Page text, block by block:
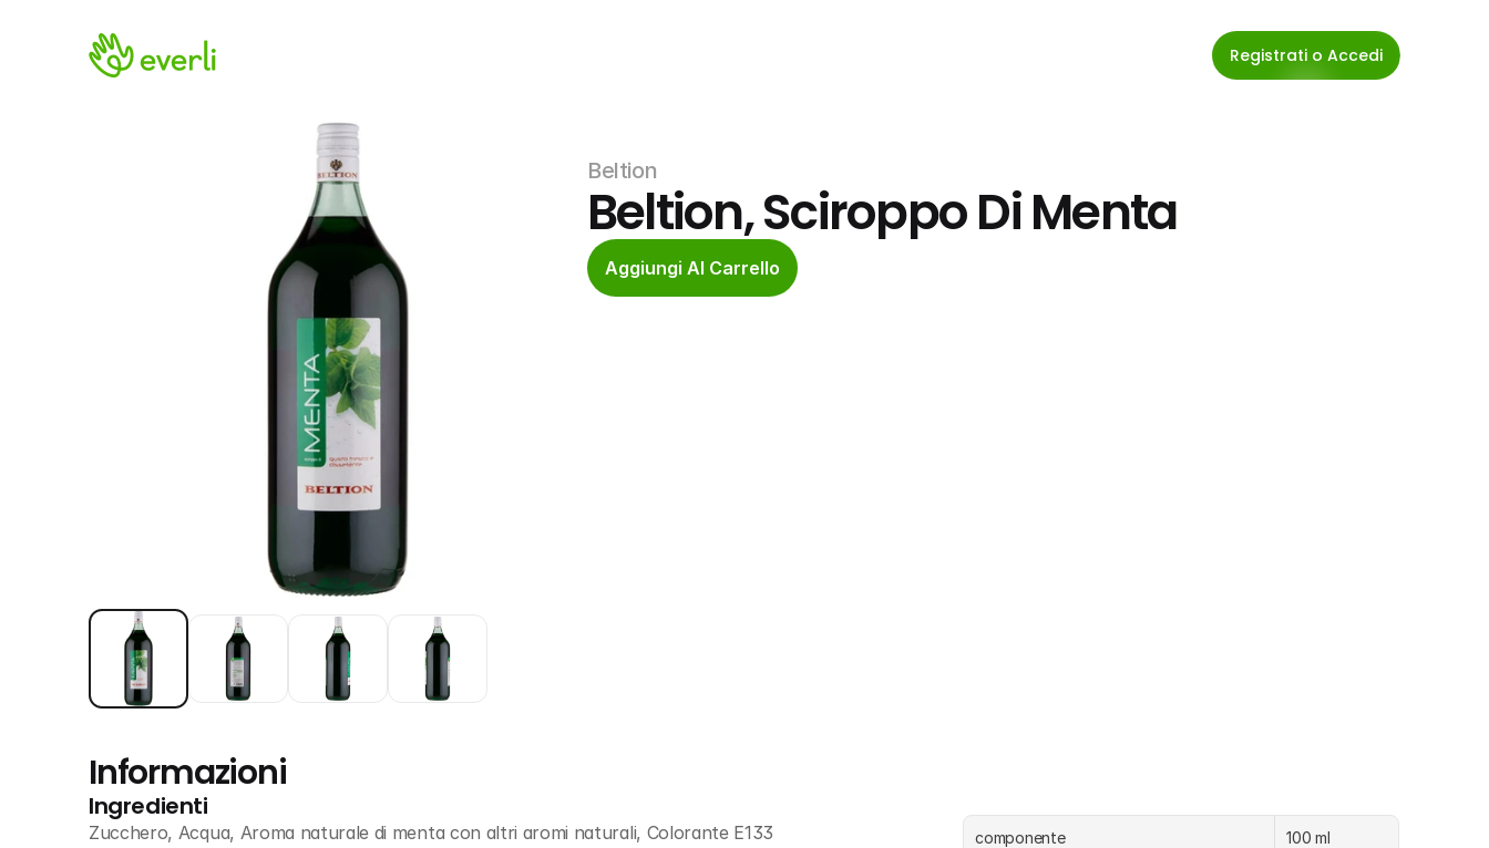
Registrati o Accedi
Beltion
Beltion, Sciroppo Di Menta
Aggiungi Al Carrello
Informazioni
Ingredienti
Zucchero, Acqua, Aroma naturale di menta con altri aromi naturali, Colorante E133 componente
100 ml